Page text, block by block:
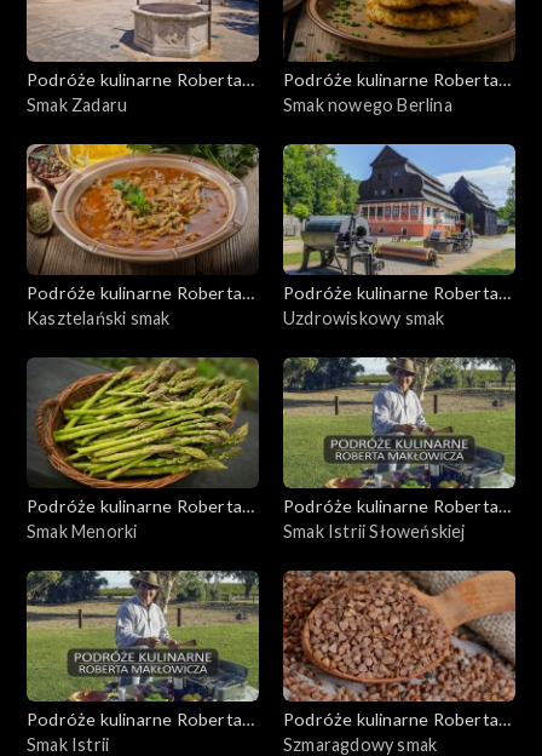
Podróże kulinarne Roberta
Makłowicza
Smak Zadaru
Podróże kulinarne Roberta
Makłowicza
Smak nowego Berlina
Podróże kulinarne Roberta
Makłowicza
Kasztelański smak
Podróże kulinarne Roberta
Makłowicza
Uzdrowiskowy smak
Podróże kulinarne Roberta
Makłowicza
Smak Menorki
Podróże kulinarne Roberta
Makłowicza
Smak Istrii Słoweńskiej
Podróże kulinarne Roberta
Makłowicza
Smak Istrii
Podróże kulinarne Roberta
Makłowicza
Szmaragdowy smak